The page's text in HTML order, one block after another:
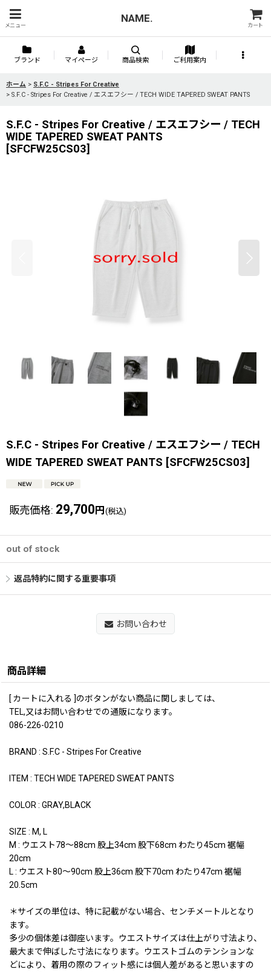
メニュー
NAME.
カート
ブランド マイページ 商品検索 ご利用案内
ホーム > S.F.C - Stripes For Creative
> S.F.C - Stripes For Creative / エスエフシー / TECH WIDE TAPERED SWEAT PANTS
S.F.C - Stripes For Creative / エスエフシー / TECH
WIDE TAPERED SWEAT PANTS
[SFCFW25CS03]
S.F.C - Stripes For Creative / エスエフシー / TECH
WIDE TAPERED SWEAT PANTS [SFCFW25CS03]
販売価格: 29,700 円 (税込)
out of stock
返品特約に関する重要事項
お問い合わせ
商品詳細
[ カートに入れる ]のボタンがない商品に関しましては、
TEL,又はお問い合わせでの通販になります。
086-226-0210
BRAND : S.F.C - Stripes For Creative
ITEM : TECH WIDE TAPERED SWEAT PANTS
COLOR : GRAY,BLACK
SIZE : M, L
M : ウエスト78〜88cm 股上34cm 股下68cm わたり45cm 裾幅
20cm
L : ウエスト80〜90cm 股上36cm 股下70cm わたり47cm 裾幅
20.5cm
＊サイズの単位は、特に記載がない場合、センチメートルとなり
ます。
多少の個体差は御座います。ウエストサイズは仕上がり寸法より、
最大まで伸ばした寸法になります。ウエストゴムのテンションな
どにより、着用の際のフィット感には個人差があると思いますの